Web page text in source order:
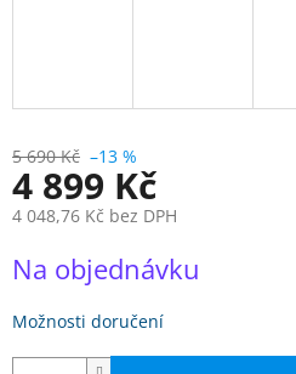
5 690 Kč –13 %
4 899 Kč
4 048,76 Kč bez DPH
cena:
Na objednávku
Možnosti doručení